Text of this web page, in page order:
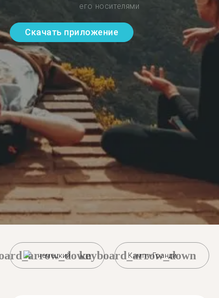
его носителями
Скачать приложение
немецкий Кампу-Гранди
keyboard_arrow_down